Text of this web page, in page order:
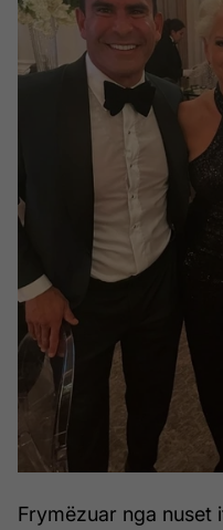
Frymëzuar nga nuset